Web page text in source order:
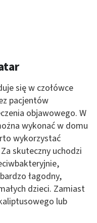
się w czołówce
pacjentów
objawowego. W
wykonać w domu
wykorzystać
Za skuteczny uchodzi
łagodny,
dzieci. Zamiast
lub